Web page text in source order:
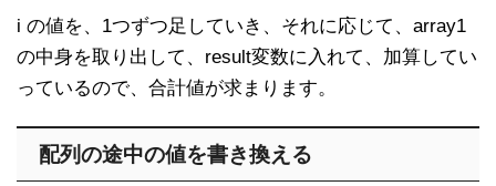
i の値を、1つずつ足していき、それに応じて、array1
の中身を取り出して、result変数に入れて、加算してい
っているので、合計値が求まります。
配列の途中の値を書き換える